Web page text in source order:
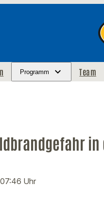
Programm Team
07:46 Uhr